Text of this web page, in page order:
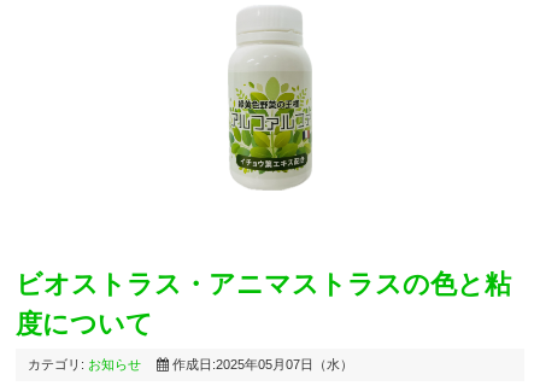
ビオストラス・アニマストラスの色と粘
度について
カテゴリ: お知らせ 作成日:2025年05月07日（水）